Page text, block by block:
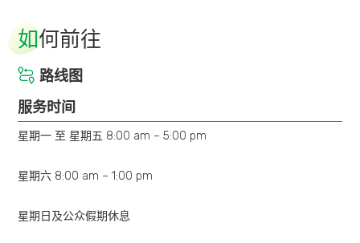
两类镇静药物
心脏监察
氧气吸入
肠道冲洗系统
活检钳
如何前往
路线图
服务时间
星期一 至 星期五 8:00 am – 5:00 pm
星期六 8:00 am – 1:00 pm
星期日及公众假期休息